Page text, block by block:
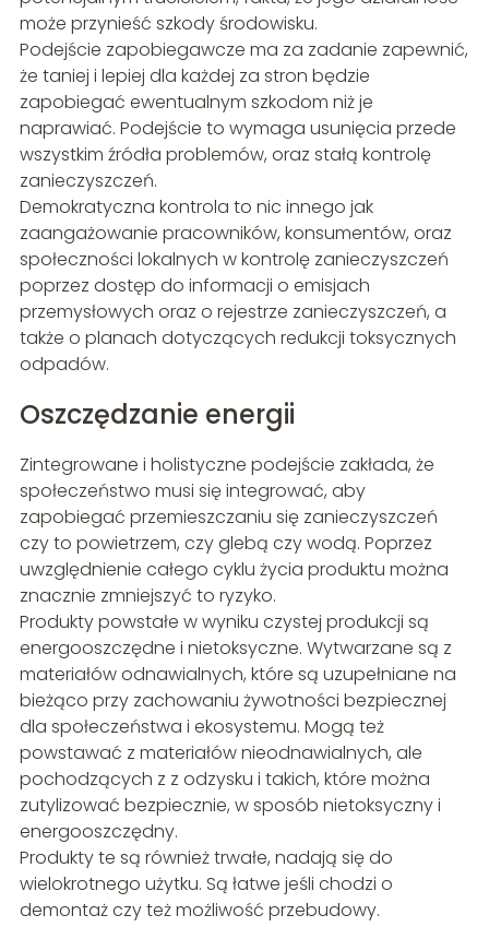
może przynieść szkody środowisku.
Podejście zapobiegawcze ma za zadanie zapewnić,
że taniej i lepiej dla każdej za stron będzie
zapobiegać ewentualnym szkodom niż je
naprawiać. Podejście to wymaga usunięcia przede
wszystkim źródła problemów, oraz stałą kontrolę
zanieczyszczeń.
Demokratyczna kontrola to nic innego jak
zaangażowanie pracowników, konsumentów, oraz
społeczności lokalnych w kontrolę zanieczyszczeń
poprzez dostęp do informacji o emisjach
przemysłowych oraz o rejestrze zanieczyszczeń, a
także o planach dotyczących redukcji toksycznych
odpadów.
Oszczędzanie energii
Zintegrowane i holistyczne podejście zakłada, że
społeczeństwo musi się integrować, aby
zapobiegać przemieszczaniu się zanieczyszczeń
czy to powietrzem, czy glebą czy wodą. Poprzez
uwzględnienie całego cyklu życia produktu można
znacznie zmniejszyć to ryzyko.
Produkty powstałe w wyniku czystej produkcji są
energooszczędne i nietoksyczne. Wytwarzane są z
materiałów odnawialnych, które są uzupełniane na
bieżąco przy zachowaniu żywotności bezpiecznej
dla społeczeństwa i ekosystemu. Mogą też
powstawać z materiałów nieodnawialnych, ale
pochodzących z z odzysku i takich, które można
zutylizować bezpiecznie, w sposób nietoksyczny i
energooszczędny.
Produkty te są również trwałe, nadają się do
wielokrotnego użytku. Są łatwe jeśli chodzi o
demontaż czy też możliwość przebudowy.